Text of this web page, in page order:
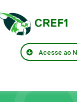
Acesse ao